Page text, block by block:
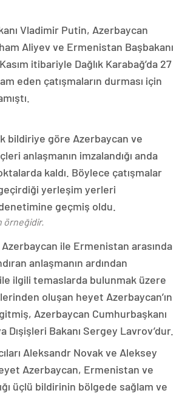
Vladimir Putin, Azerbaycan
Aliyev ve Ermenistan Başbakanı
itibariyle Dağlık Karabağ’da 27
eden çatışmaların durması için
bildiriye göre Azerbaycan ve
anlaşmanın imzalandığı anda
kaldı. Böylece çatışmalar
yerleşim yerleri
geçmiş oldu.
örneğidir.
Azerbaycan ile Ermenistan arasında
anlaşmanın ardından
ilgili temaslarda bulunmak üzere
oluşan heyet Azerbaycan’ın
Azerbaycan Cumhurbaşkanı
Dışişleri Bakanı Sergey Lavrov’dur.
Aleksandr Novak ve Aleksey
Azerbaycan, Ermenistan ve
üçlü bildirinin bölgede sağlam ve